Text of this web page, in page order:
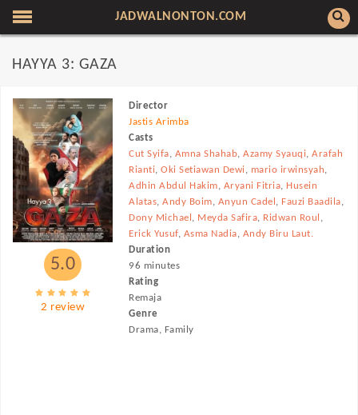
JADWALNONTON.COM
HAYYA 3: GAZA
5.0
2 review
Director
Jastis Arimba
Casts
Cut Syifa, Amna Shahab,Azamy Syauqi,Arafah
Rianti,Oki Setiawan Dewi, mario irwinsyah,
Adhin Abdul Hakim, Aryani Fitria, Husein
Alatas,Andy Boim, Anyun Cadel , Fauzi Baadila,
Dony Michael , Meyda Safira, Ridwan Roul ,
Erick Yusuf, Asma Nadia, Andy Biru Laut.
Duration
96 minutes
Rating
Remaja
Genre
Drama, Family